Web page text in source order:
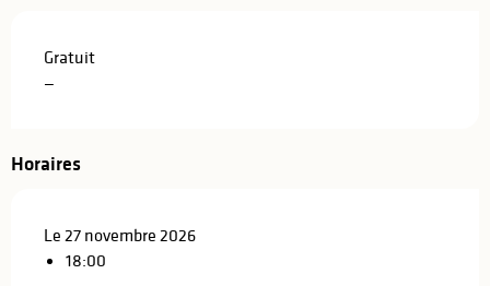
Gratuit
—
Horaires
Le 27 novembre 2026
18:00